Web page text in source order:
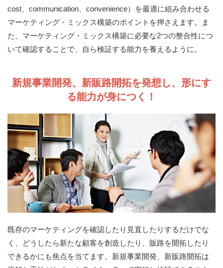
cost、communication、convenience）を最適に組み合わせる
マーケティング・ミックス構築のポイントを押さえます。ま
た、マーケティング・ミックス構築に必要な2つの整合性につ
いて確認することで、自ら検証する能力を養えるように。
新規事業開発、新販路開拓を発想し、形にす
る能力が身につく！
既存のマーケティングを確認したり見直したりするだけでな
く、どうしたら新たな顧客を創造したり、販路を開拓したり
できるかにも焦点を当てます。新規事業開発、新販路開拓は